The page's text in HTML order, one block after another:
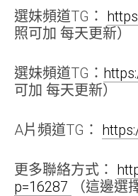
選妹頻道TG：
照可加 每天更新）
選妹頻道TG：
可加 每天更新）
A片頻道TG：
更多聯絡方式：
p=16287
（這邊選